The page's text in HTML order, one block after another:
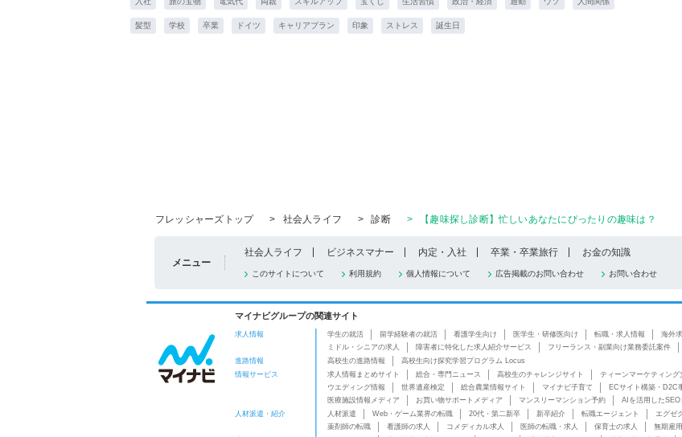
髪型 学校 卒業 ドイツ キャリアプラン 印象 ストレス 誕生日
フレッシャーズトップ
> 社会人ライフ > 診断 > 【趣味探し診断】忙しいあなたにぴったりの趣味は？
メニュー
社会人ライフ ビジネスマナー 内定・入社 卒業・卒業旅行 お金の知識
このサイトについて 利用規約 個人情報について 広告掲載のお問い合わせ お問い合わせ
マイナビグループの関連サイト
求人情報 学生の就活 留学経験者の就活 看護学生向け 医学生・研修医向け 転職・求人情報 海外
ミドル・シニアの求人
障害者に特化した求人紹介サービス フリーランス・副業向け業務委託案件
進路情報
高校生の進路情報
高校生向け探究学習プログラム Locus
情報サービス
求人情報まとめサイト 総合・専門ニュース 高校生のチャレンジサイト ティーンマーケティング
ウエディング情報
世界遺産検定 総合農業情報サイト マイナビ子育て ECサイト構築・D2C
医療施設情報メディア
お買い物サポートメディア マンスリーマンション予約 AIを活用した
人材派遣・紹介
人材派遣 Web・ゲーム業界の転職 20代・第二新卒 新卒紹介 転職エージェント エグゼ
薬剤師の転職
看護師の求人 コメディカル求人 医師の転職・求人 保育士の求人 無期雇